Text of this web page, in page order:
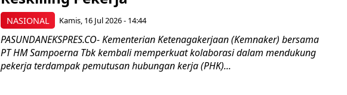
NASIONAL Kamis, 16 Jul 2026 - 14:44
PASUNDANEKSPRES.CO- Kementerian Ketenagakerjaan (Kemnaker) bersama
PT HM Sampoerna Tbk kembali memperkuat kolaborasi dalam mendukung
pekerja terdampak pemutusan hubungan kerja (PHK)...